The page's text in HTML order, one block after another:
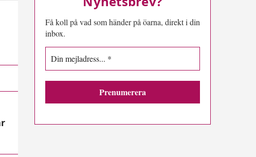
Få koll på vad som händer på öarna, direkt i din
inbox.